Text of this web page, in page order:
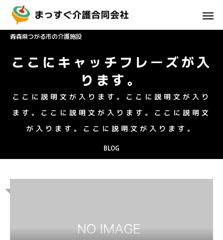
青森県つがる市の介護施設
ここにキャッチフレーズが入
ります。
ここに説明文が入ります。ここに説明文が入り
ます。ここに説明文が入ります。ここに説明文
が入ります。ここに説明文が入ります。
BLOG